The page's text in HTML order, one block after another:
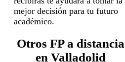
mejor decisión para tu futuro
académico.
Otros FP a distancia
en Valladolid